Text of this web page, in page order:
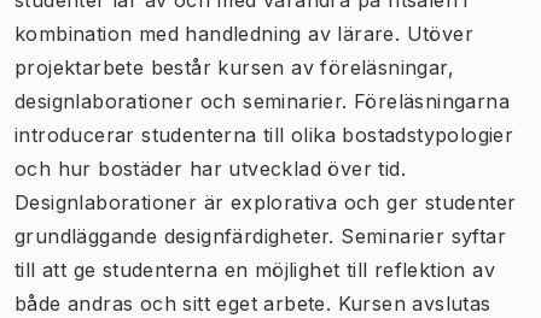
kombination med handledning av lärare. Utöver
projektarbete består kursen av föreläsningar,
designlaborationer och seminarier. Föreläsningarna
introducerar studenterna till olika bostadstypologier
och hur bostäder har utvecklad över tid.
Designlaborationer är explorativa och ger studenter
grundläggande designfärdigheter. Seminarier syftar
till att ge studenterna en möjlighet till reflektion av
både andras och sitt eget arbete. Kursen avslutas